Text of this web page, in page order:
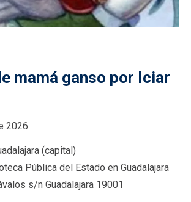
mamá ganso por Iciar
2026
(capital)
Pública del Estado en Guadalajara
s/n Guadalajara 19001